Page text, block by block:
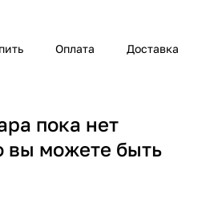
Оплата Доставка
пока нет
вы можете быть